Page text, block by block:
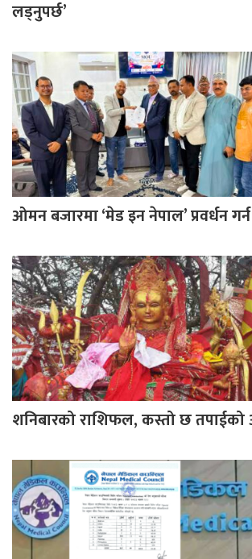
लड्नुपर्छ’
ओमन बजारमा ‘मेड इन नेपाल’ प्रवर्धन
शनिबारको राशिफल, कस्तो छ